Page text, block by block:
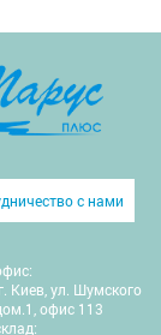
с нами
Киев, ул. Шумского
офис 113